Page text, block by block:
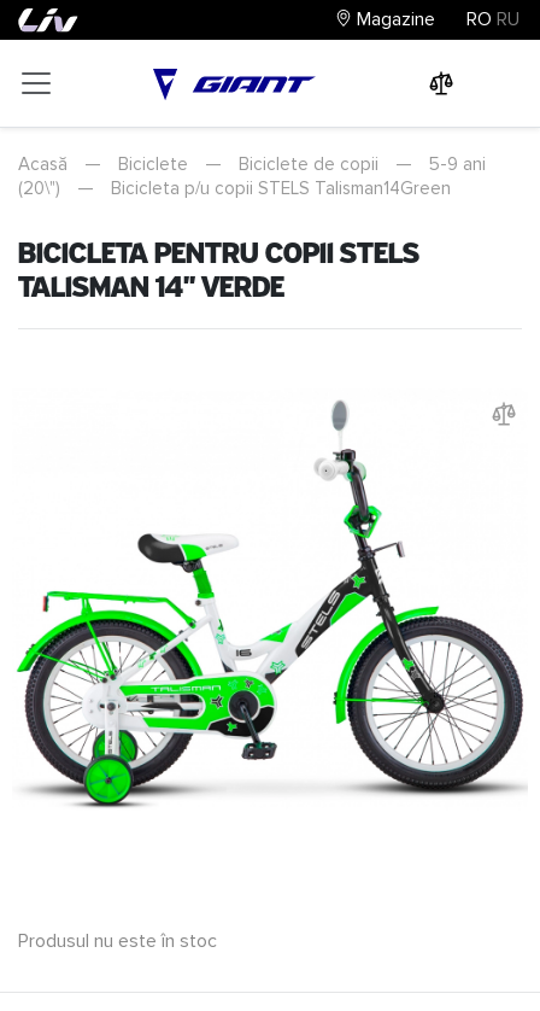
Magazine RO RU
Acasă — Biciclete — Biciclete de copii —
5-9 ani
(20\")
— Bicicleta p/u copii STELS Talisman14Green
Bicicleta pentru copii STELS
Talisman 14" Verde
Produsul nu este în stoc